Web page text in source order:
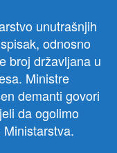
unutrašnjih
odnosno
broj državljana u
Ministre
demanti govori
da ogolimo